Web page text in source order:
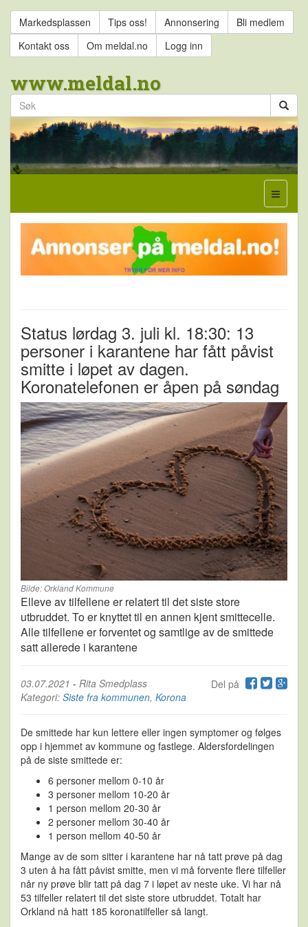
Markedsplassen Tips oss! Annonsering
Bli medlem
Kontakt oss
Om meldal.no Logg inn
www.meldal.no
Status lørdag 3. juli kl. 18:30: 13
personer i karantene har fått påvist
smitte i løpet av dagen.
Koronatelefonen er åpen på søndag
Bilde: Orkland Kommune
Elleve av tilfellene er relatert til det siste store
utbruddet. To er knyttet til en annen kjent smittecelle.
Alle tilfellene er forventet og samtlige av de smittede
satt allerede i karantene
Del på
03.07.2021 - Rita Smedplass
Kategori: Siste fra kommunen, Korona
De smittede har kun lettere eller ingen symptomer og følges
opp i hjemmet av kommune og fastlege. Aldersfordelingen
på de siste smittede er:
6 personer mellom 0-10 år
3 personer mellom 10-20 år
1 person mellom 20-30 år
2 personer mellom 30-40 år
1 person mellom 40-50 år
Mange av de som sitter i karantene har nå tatt prøve på dag
3 uten å ha fått påvist smitte, men vi må forvente flere tilfeller
når ny prøve blir tatt på dag 7 i løpet av neste uke. Vi har nå
53 tilfeller relatert til det siste store utbruddet. Totalt har
Orkland nå hatt 185 koronatilfeller så langt.